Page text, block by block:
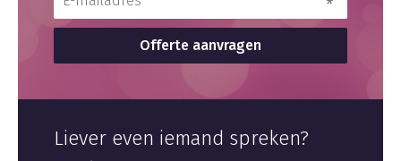
Liever even iemand spreken?